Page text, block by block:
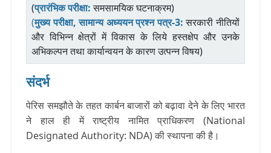
(प्रारंभिक परीक्षा:समसामयिक घटनाक्रम)
(मुख्य परीक्षा, सामान्य अध्ययन प्रश्न पत्र-3: सरकारी नीतियों
और विभिन्न क्षेत्रों में विकास के लिये हस्तक्षेप और उनके
अभिकल्पन तथा कार्यान्वयन के कारण उत्पन्न विषय)
संदर्भ
पेरिस समझौते के तहत कार्बन बाजारों को बढ़ावा देने के लिए भारत
ने हाल ही में राष्ट्रीय नामित प्राधिकरण (National
Designated Authority: NDA) की स्थापना की है।